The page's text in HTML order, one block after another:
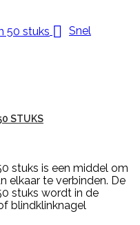
 Snel
STUKS
stuks is een middel om
elkaar te verbinden. De
stuks wordt in de
blindklinknagel